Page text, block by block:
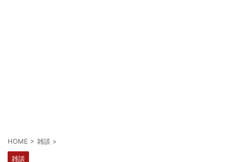
HOME > 雑談 >
雑談